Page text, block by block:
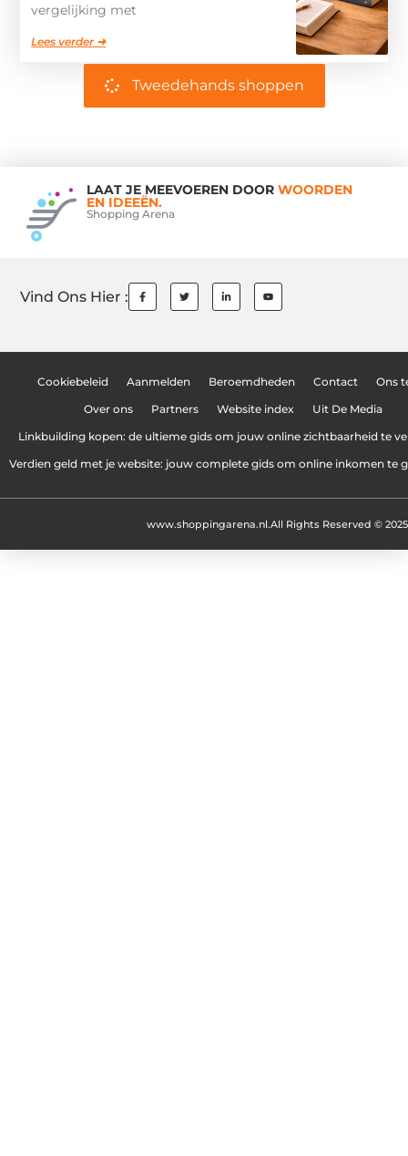
vergelijking met
Lees verder ➜
Tweedehands shoppen
LAAT JE MEEVOEREN DOOR WOORDEN
EN IDEEËN.
Shopping Arena
Vind Ons Hier :
Cookiebeleid Aanmelden Beroemdheden Contact Ons
Over ons Partners Website index Uit De Media
Linkbuilding kopen: de ultieme gids om jouw online zichtbaarheid te
Verdien geld met je website: jouw complete gids om online inkomen te
All Rights Reserved © 2025
www.shoppingarena.nl.